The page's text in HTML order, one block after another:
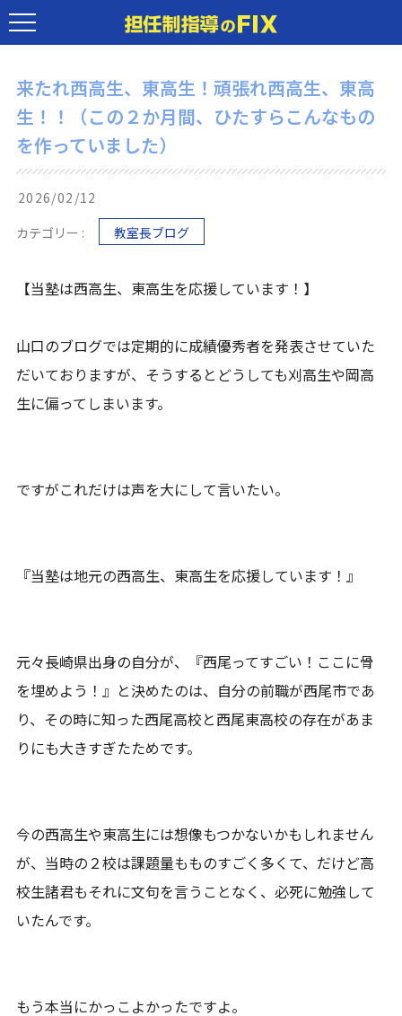
来たれ西高生、東高生！頑張れ西高生、東高
生！！（この２か月間、ひたすらこんなもの
を作っていました）
2026/02/12
カテゴリー :
教室長ブログ
【当塾は西高生、東高生を応援しています！】
山口のブログでは定期的に成績優秀者を発表させていた
だいておりますが、そうするとどうしても刈高生や岡高
生に偏ってしまいます。
ですがこれだけは声を大にして言いたい。
『当塾は地元の西高生、東高生を応援しています！』
元々長崎県出身の自分が、『西尾ってすごい！ここに骨
を埋めよう！』と決めたのは、自分の前職が西尾市であ
り、その時に知った西尾高校と西尾東高校の存在があま
りにも大きすぎたためです。
今の西高生や東高生には想像もつかないかもしれません
が、当時の２校は課題量もものすごく多くて、だけど高
校生諸君もそれに文句を言うことなく、必死に勉強して
いたんです。
もう本当にかっこよかったですよ。